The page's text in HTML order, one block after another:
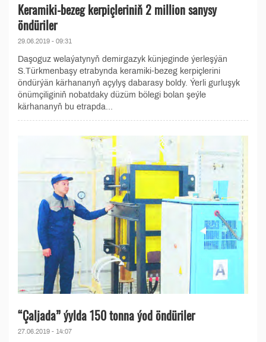
Keramiki-bezeg kerpiçleriniň 2 million sanysy
öndüriler
29.06.2019 - 09:31
Daşoguz welaýatynyň demirgazyk künjeginde ýerleşýän
S.Türkmenbaşy etrabynda keramiki-bezeg kerpiçlerini
öndürýän kärhananyň açylyş dabarasy boldy. Ýerli gurluşyk
önümçiliginiň nobatdaky düzüm bölegi bolan şeýle
kärhananyň bu etrapda...
“Çaljada” ýylda 150 tonna ýod öndüriler
27.06.2019 - 14:07